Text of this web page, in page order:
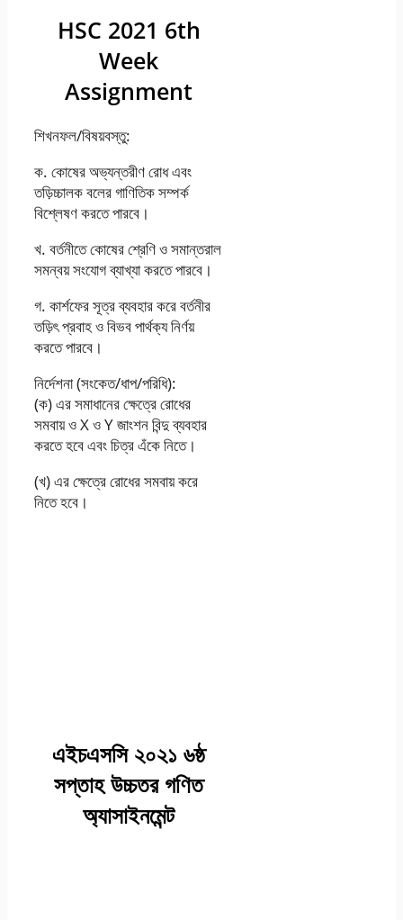
HSC 2021 6th
Week
Assignment
শিখনফল/বিষয়বস্তু:
ক. কোষের অভ্যন্তরীণ রােধ এবং
তড়িচ্চালক বলের গাণিতিক সম্পর্ক
বিশ্লেষণ করতে পারবে।
খ. বর্তনীতে কোষের শ্রেণি ও সমান্তরাল
সমন্বয় সংযােগ ব্যাখ্যা করতে পারবে।
গ. কার্শফের সূত্র ব্যবহার করে বর্তনীর
তড়িৎ প্রবাহ ও বিভব পার্থক্য নির্ণয়
করতে পারবে।
নির্দেশনা (সংকেত/ধাপ/পরিধি):
(ক) এর সমাধানের ক্ষেত্রে রােধের
সমবায় ও X ও Y জাংশন বিন্দু ব্যবহার
করতে হবে এবং চিত্র এঁকে নিতে।
(খ) এর ক্ষেত্রে রােধের সমবায় করে
নিতে হবে।
এইচএসসি ২০২১ ৬ষ্ঠ
সপ্তাহ উচ্চতর গণিত
অ্যাসাইনমেন্ট